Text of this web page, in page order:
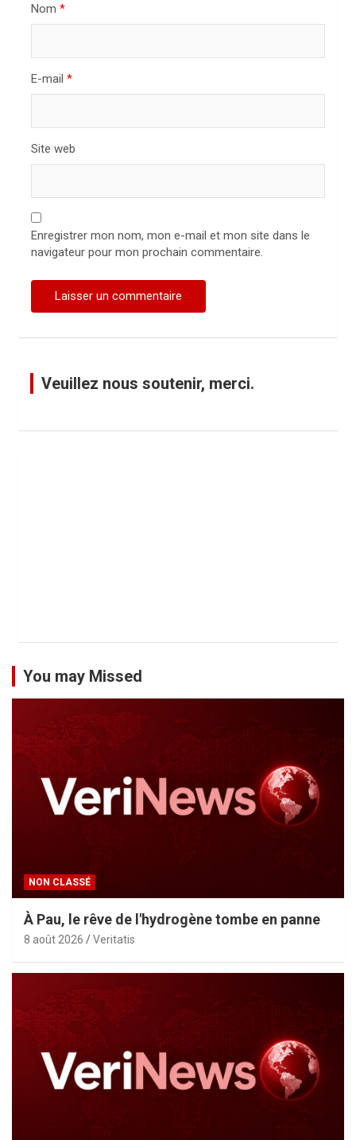
Nom *
E-mail *
Site web
Enregistrer mon nom, mon e-mail et mon site dans le
navigateur pour mon prochain commentaire.
Veuillez nous soutenir, merci.
You may Missed
NON CLASSÉ
À Pau, le rêve de l'hydrogène tombe en panne
8 août 2026 Veritatis